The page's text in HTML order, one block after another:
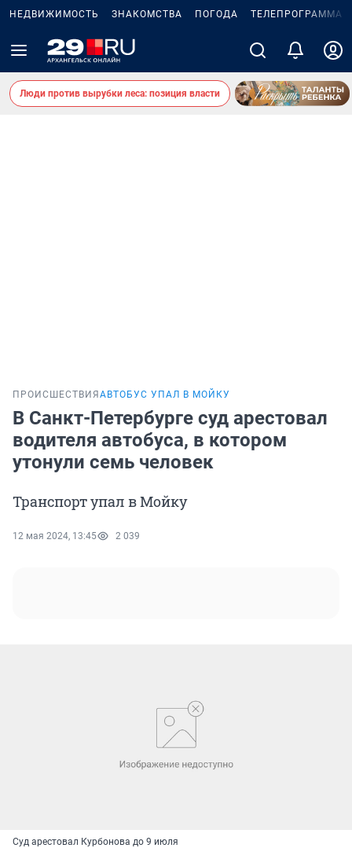
НЕДВИЖИМОСТЬ ЗНАКОМСТВА ПОГОДА ТЕЛЕПРОГРАММА
Люди против вырубки леса: позиция власти
ПРОИСШЕСТВИЯ АВТОБУС УПАЛ В МОЙКУ
В Санкт-Петербурге суд арестовал
водителя автобуса, в котором
утонули семь человек
Транспорт упал в Мойку
12 мая 2024, 13:45 2 039
Суд арестовал Курбонова до 9 июля